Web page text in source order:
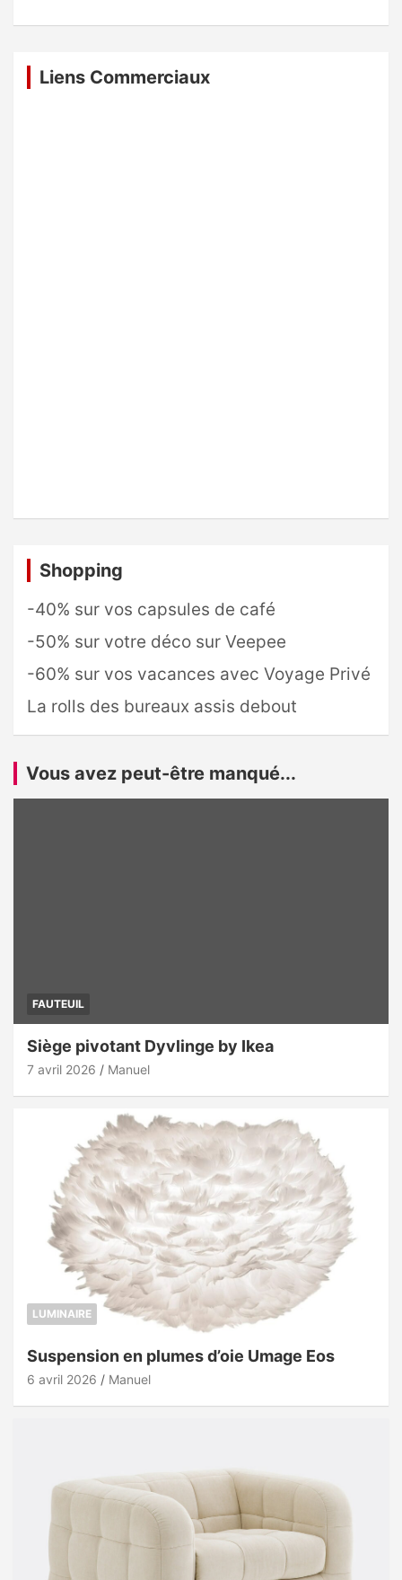
Liens Commerciaux
Shopping
-40% sur vos capsules de café
-50% sur votre déco sur Veepee
-60% sur vos vacances avec Voyage Privé
La rolls des bureaux assis debout
Vous avez peut-être manqué...
FAUTEUIL
Siège pivotant Dyvlinge by Ikea
7 avril 2026 Manuel
LUMINAIRE
Suspension en plumes d’oie Umage Eos
6 avril 2026 Manuel